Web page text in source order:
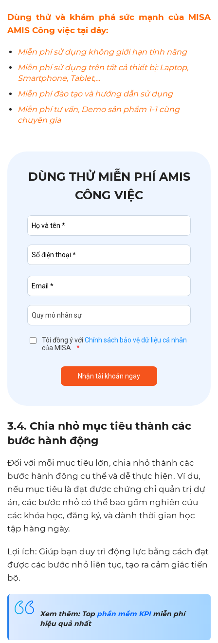
Dùng thử và khám phá sức mạnh của MISA
AMIS Công việc tại đây:
Miễn phí sử dụng không giới hạn tính năng
Miễn phí sử dụng trên tất cả thiết bị: Laptop,
Smartphone, Tablet,…
Miễn phí đào tạo và hướng dẫn sử dụng
Miễn phí tư vấn, Demo sản phẩm 1-1 cùng
chuyên gia
DÙNG THỬ MIỄN PHÍ AMIS
CÔNG VIỆC
Tôi đồng ý với Chính sách bảo vệ dữ liệu cá nhân
của MISA
*
3.4. Chia nhỏ mục tiêu thành các
bước hành động
Đối với mỗi mục tiêu lớn, chia nhỏ thành các
bước hành động cụ thể và dễ thực hiện. Ví dụ,
nếu mục tiêu là đạt được chứng chỉ quản trị dự
án, các bước nhỏ có thể bao gồm nghiên cứu
các khóa học, đăng ký, và dành thời gian học
tập hàng ngày.
Lợi ích: Giúp bạn duy trì động lực bằng cách đạt
được các bước nhỏ liên tục, tạo ra cảm giác tiến
bộ.
Xem thêm: Top phần mềm KPImiễn phí
hiệu quả nhất